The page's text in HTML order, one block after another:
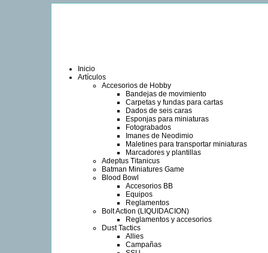
Inicio
Artículos
Accesorios de Hobby
Bandejas de movimiento
Carpetas y fundas para cartas
Dados de seis caras
Esponjas para miniaturas
Fotograbados
Imanes de Neodimio
Maletines para transportar miniaturas
Marcadores y plantillas
Adeptus Titanicus
Batman Miniatures Game
Blood Bowl
Accesorios BB
Equipos
Reglamentos
Bolt Action (LIQUIDACION)
Reglamentos y accesorios
Dust Tactics
Allies
Campañas